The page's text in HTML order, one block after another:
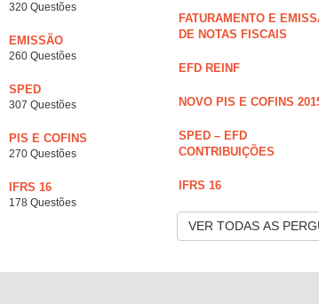
320 Questões
EMISSÃO
260 Questões
SPED
307 Questões
PIS E COFINS
270 Questões
IFRS 16
178 Questões
FATURAMENTO E
DE NOTAS FISCAIS
EFD REINF
NOVO PIS E COFINS
SPED – EFD
CONTRIBUIÇÕES
IFRS 16
VER TODAS AS